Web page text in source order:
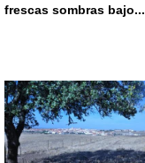
frescas sombras bajo...